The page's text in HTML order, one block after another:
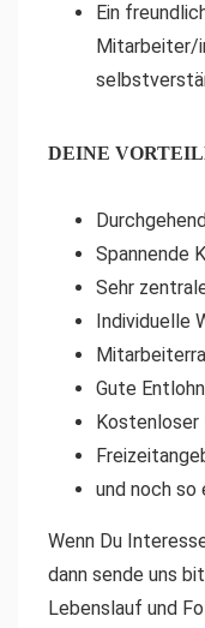
Ein
Mitarbeiter/
DEINE
Spannende
Sehr
Individuelle
Gute
Kostenloser
und noch so
Wenn Du
dann sende uns
Lebenslauf und